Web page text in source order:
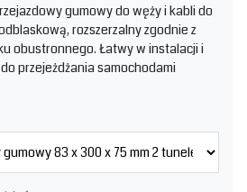
gumowy do węży i kabli do
rozszerzalny zgodnie z
obustronnego. Łatwy w instalacji i
przejeżdżania samochodami